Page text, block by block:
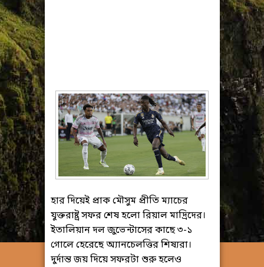
হার দিয়েই প্রাক মৌসুম প্রীতি ম্যাচের
যুক্তরাষ্ট্র সফর শেষ হলো রিয়াল মাদ্রিদের।
ইতালিয়ান দল জুভেন্টাসের কাছে ৩-১
গোলে হেরেছে অ্যানচেলত্তির শিষ্যরা।
দুর্দান্ত জয় দিয়ে সফরটা শুরু হলেও